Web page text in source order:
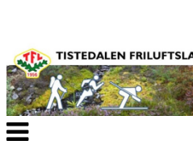
Veksle
navigasjon